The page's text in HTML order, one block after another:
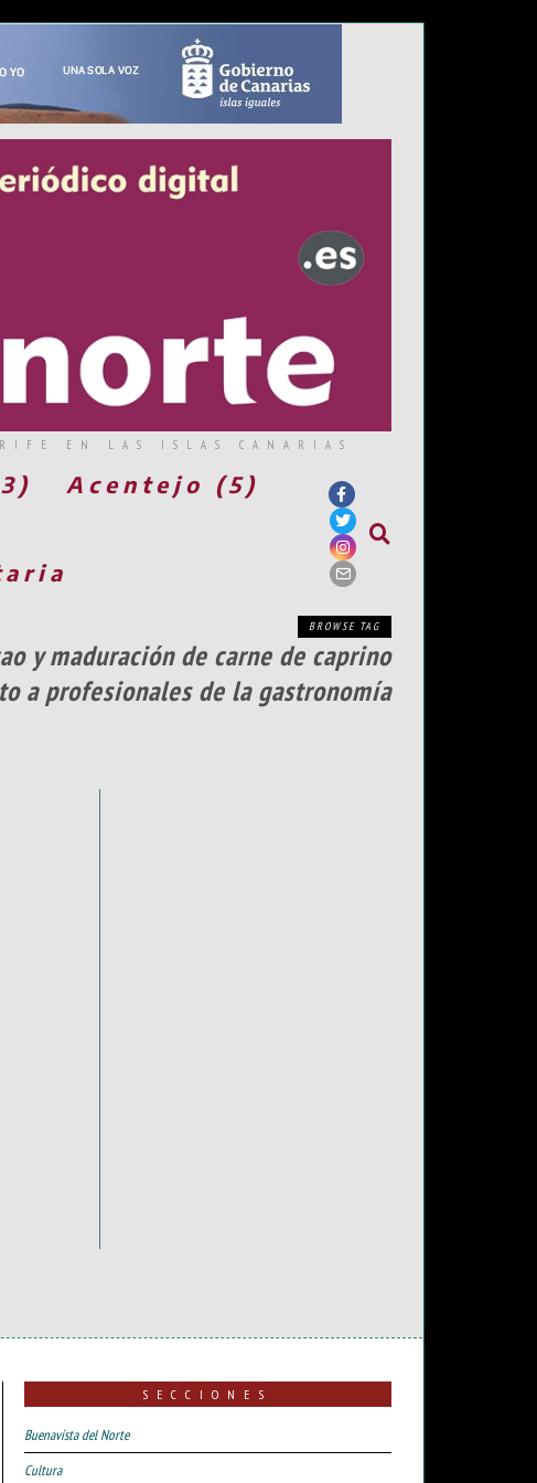
EN LAS ISLAS CANARIAS
Acentejo (5)
BROWSE TAG
y maduración de carne de caprino
a profesionales de la gastronomía
SECCIONES
Buenavista del Norte
Cultura